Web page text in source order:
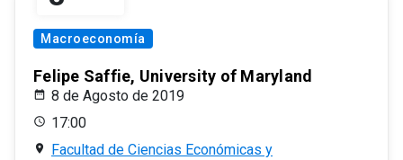
Macroeconomía
Felipe Saffie, University of Maryland
8 de Agosto de 2019
17:00
Facultad de Ciencias Económicas y